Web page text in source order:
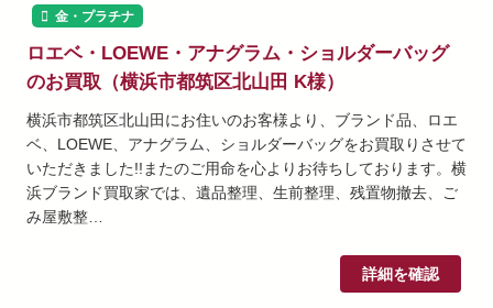
金・プラチナ
ロエベ・LOEWE・アナグラム・ショルダーバッグ
のお買取（横浜市都筑区北山田 K様）
横浜市都筑区北山田にお住いのお客様より、ブランド品、ロエ
ベ、LOEWE、アナグラム、ショルダーバッグをお買取りさせて
いただきました!!またのご用命を心よりお待ちしております。横
浜ブランド買取家では、遺品整理、生前整理、残置物撤去、ご
み屋敷整…
詳細を確認